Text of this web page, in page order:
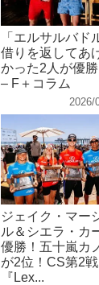
「エルサルバド
借りを返してあ
かった2人が優勝
– F＋コラム
2026/
ジェイク・マー
ル＆シエラ・カ
優勝！五十嵐カ
が2位！CS第2戦
『Lex...